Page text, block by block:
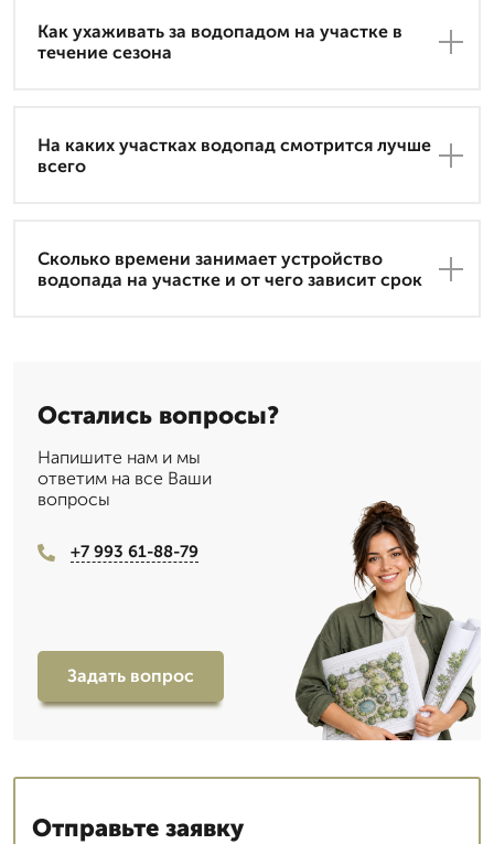
Как ухаживать за водопадом на участке в
течение сезона
На каких участках водопад смотрится лучше
всего
Сколько времени занимает устройство
водопада на участке и от чего зависит срок
Остались вопросы?
Напишите нам и мы
ответим на все Ваши
вопросы
+7 993 61-88-79
Задать вопрос
Отправьте заявку